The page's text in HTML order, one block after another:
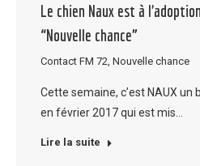
Le chien Naux est à
“Nouvelle chance”
Contact FM 72 Nouvelle chance
Cette semaine, c’est NAUX un
en février 2017 qui est mis…
Lire la suite